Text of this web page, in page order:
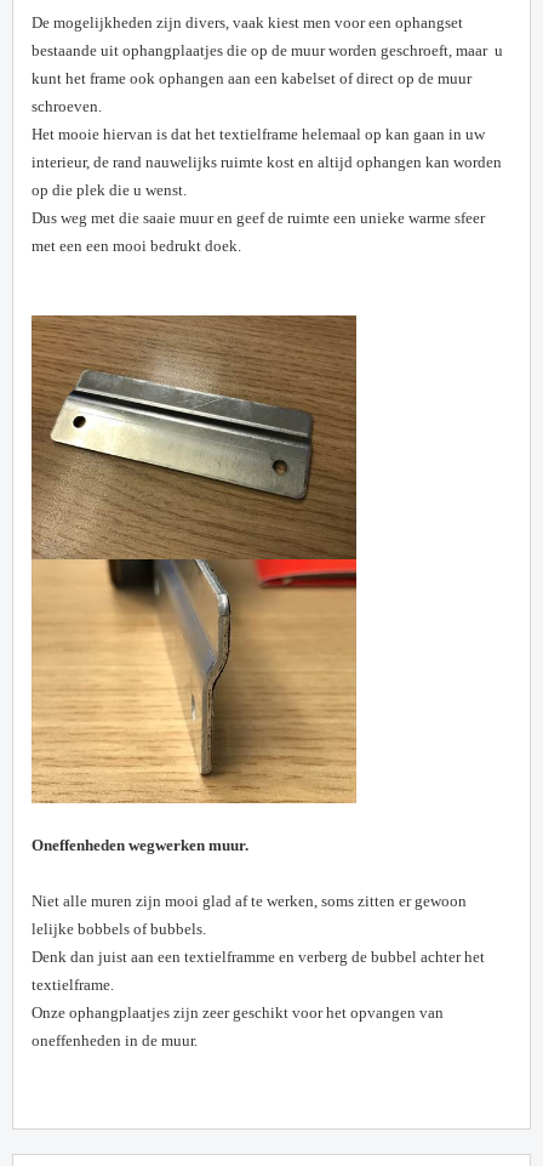
De mogelijkheden zijn divers, vaak kiest men voor een ophangset
bestaande uit ophangplaatjes die op de muur worden geschroeft, maar u
kunt het frame ook ophangen aan een kabelset of direct op de muur
schroeven.
Het mooie hiervan is dat het textielframe helemaal op kan gaan in uw
interieur, de rand nauwelijks ruimte kost en altijd ophangen kan worden
op die plek die u wenst.
Dus weg met die saaie muur en geef de ruimte een unieke warme sfeer
met een een mooi bedrukt doek.
Oneffenheden wegwerken muur.
Niet alle muren zijn mooi glad af te werken, soms zitten er gewoon
lelijke bobbels of bubbels.
Denk dan juist aan een textielframme en verberg de bubbel achter het
textielframe.
Onze ophangplaatjes zijn zeer geschikt voor het opvangen van
oneffenheden in de muur.